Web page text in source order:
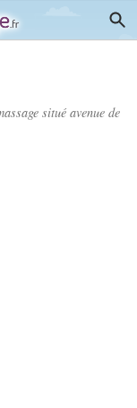
situé avenue de